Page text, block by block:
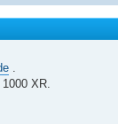
XR.